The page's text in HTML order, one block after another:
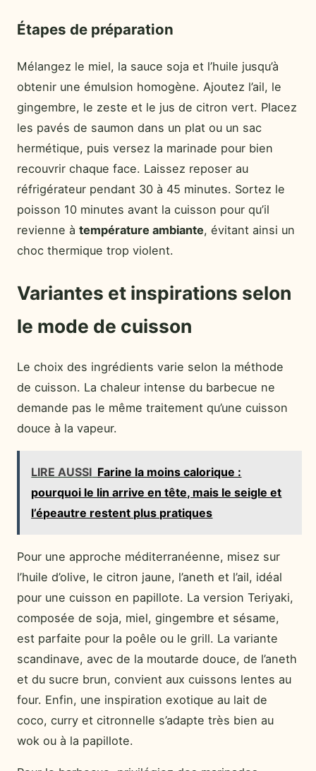
Étapes de préparation
Mélangez le miel, la sauce soja et l’huile jusqu’à
obtenir une émulsion homogène. Ajoutez l’ail, le
gingembre, le zeste et le jus de citron vert. Placez
les pavés de saumon dans un plat ou un sac
hermétique, puis versez la marinade pour bien
recouvrir chaque face. Laissez reposer au
réfrigérateur pendant 30 à 45 minutes. Sortez le
poisson 10 minutes avant la cuisson pour qu’il
revienne à température ambiante, évitant ainsi un
choc thermique trop violent.
Variantes et inspirations selon
le mode de cuisson
Le choix des ingrédients varie selon la méthode
de cuisson. La chaleur intense du barbecue ne
demande pas le même traitement qu’une cuisson
douce à la vapeur.
LIRE AUSSI Farine la moins calorique :
pourquoi le lin arrive en tête, mais le seigle et
l’épeautre restent plus pratiques
Pour une approche méditerranéenne, misez sur
l’huile d’olive, le citron jaune, l’aneth et l’ail, idéal
pour une cuisson en papillote. La version Teriyaki,
composée de soja, miel, gingembre et sésame,
est parfaite pour la poêle ou le grill. La variante
scandinave, avec de la moutarde douce, de l’aneth
et du sucre brun, convient aux cuissons lentes au
four. Enfin, une inspiration exotique au lait de
coco, curry et citronnelle s’adapte très bien au
wok ou à la papillote.